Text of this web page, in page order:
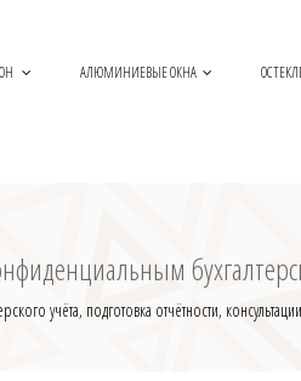
АЛЮМИНИЕВЫЕ ОКНА
учёта, подготовка отчётности,